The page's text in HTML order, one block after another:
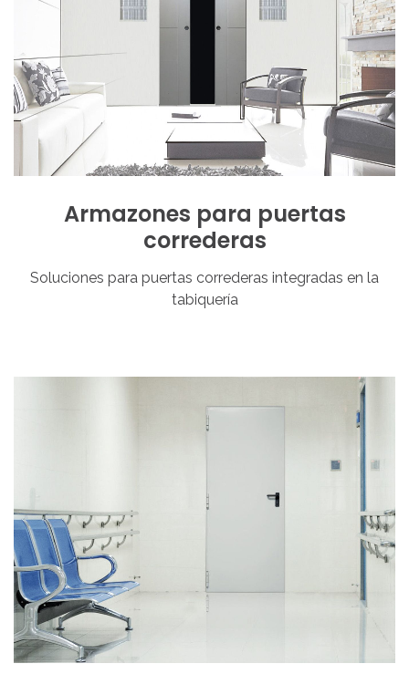
Armazones para puertas
correderas
Soluciones para puertas correderas integradas en la
tabiquería